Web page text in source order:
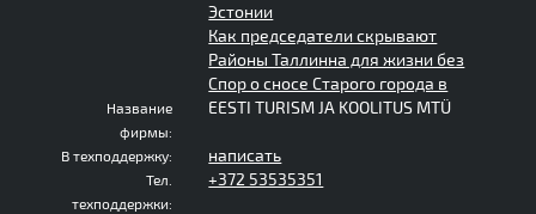
Эстонии
Как председатели скрывают
Районы Таллинна для жизни без
Спор о сносе Старого города в
Название
фирмы:
EESTI TURISM JA KOOLITUS MTÜ
В техподдержку: написать
Тел.
техподдержки:
+372 53535351